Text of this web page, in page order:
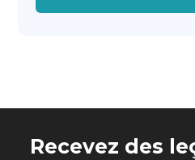
Recevez des